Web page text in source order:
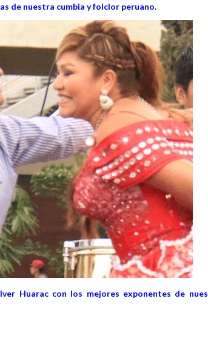
de nuestra cumbia y folclor peruano.
Huarac con los mejores exponentes de